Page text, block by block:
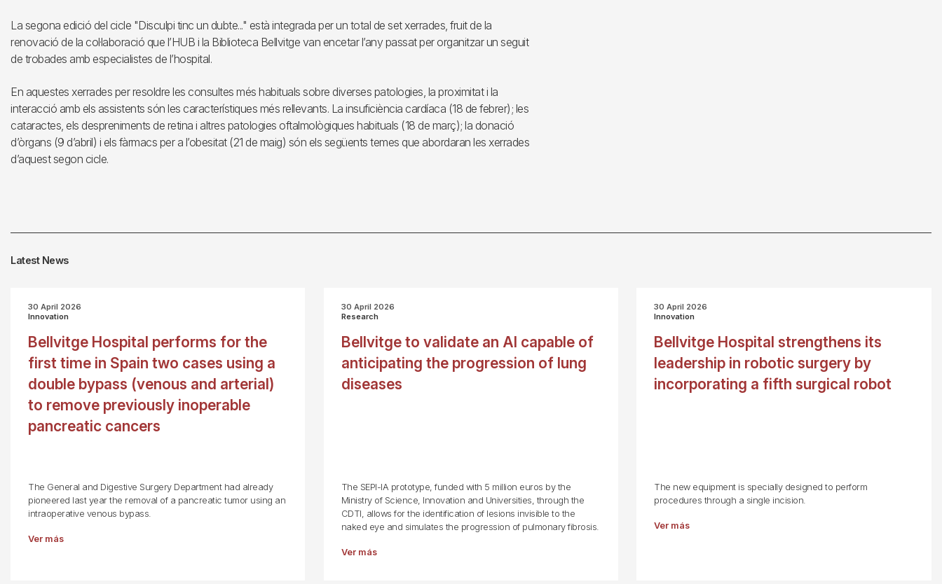
La segona edició del cicle "Disculpi tinc un dubte..." està integrada per un total de set xerrades, fruit de la
renovació de la col·laboració que l’HUB i la Biblioteca Bellvitge van encetar l’any passat per organitzar un seguit
de trobades amb especialistes de l’hospital.
En aquestes xerrades per resoldre les consultes més habituals sobre diverses patologies, la proximitat i la
interacció amb els assistents són les característiques més rellevants. La insuficiència cardíaca (18 de febrer); les
cataractes, els despreniments de retina i altres patologies oftalmològiques habituals (18 de març); la donació
d’òrgans (9 d’abril) i els fàrmacs per a l’obesitat (21 de maig) són els següents temes que abordaran les xerrades
d’aquest segon cicle.
Latest News
30 April 2026
Innovation
Bellvitge Hospital performs for the
first time in Spain two cases using a
double bypass (venous and arterial)
to remove previously inoperable
pancreatic cancers
The General and Digestive Surgery Department had already
pioneered last year the removal of a pancreatic tumor using an
intraoperative venous bypass.
Ver más
30 April 2026
Research
Bellvitge to validate an AI capable of
anticipating the progression of lung
diseases
The SEPI-IA prototype, funded with 5 million euros by the
Ministry of Science, Innovation and Universities, through the
CDTI, allows for the identification of lesions invisible to the
naked eye and simulates the progression of pulmonary fibrosis.
Ver más
30 April 2026
Innovation
Bellvitge Hospital strengthens its
leadership in robotic surgery by
incorporating a fifth surgical robot
The new equipment is specially designed to perform
procedures through a single incision.
Ver más